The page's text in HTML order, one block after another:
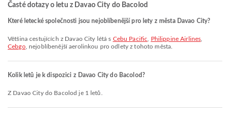
Časté dotazy o letu z Davao City do Bacolod
Které letecké společnosti jsou nejoblíbenější pro lety z města Davao City?
Většina cestujících z Davao City létá s Cebu Pacific Philippine Airlines
Cebgo, nejoblíbenější aerolinkou pro odlety z tohoto města.
Kolik letů je k dispozici z Davao City do Bacolod?
Z Davao City do Bacolod je 1 letů.